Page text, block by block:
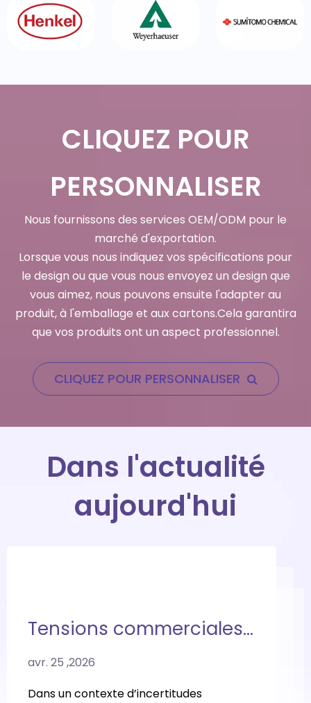
CLIQUEZ POUR
PERSONNALISER
Nous fournissons des services OEM/ODM pour le
marché d'exportation.
Lorsque vous nous indiquez vos spécifications pour
le design ou que vous nous envoyez un design que
vous aimez, nous pouvons ensuite l'adapter au
produit, à l'emballage et aux cartons.Cela garantira
que vos produits ont un aspect professionnel.
CLIQUEZ POUR PERSONNALISER
Dans l'actualité
aujourd'hui
Tensions commerciales persistantes et hausse des coûts des matières premières : comment les marques de couches peuvent reconstruire leurs chaînes d'approvisionnement pour améliorer leur rentabilité
avr. 25 ,2026
Dans un contexte d’incertitudes